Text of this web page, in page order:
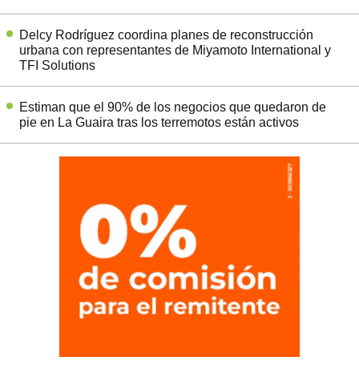
Delcy Rodríguez coordina planes de reconstrucción
urbana con representantes de Miyamoto International y
TFI Solutions
Estiman que el 90% de los negocios que quedaron de
pie en La Guaira tras los terremotos están activos